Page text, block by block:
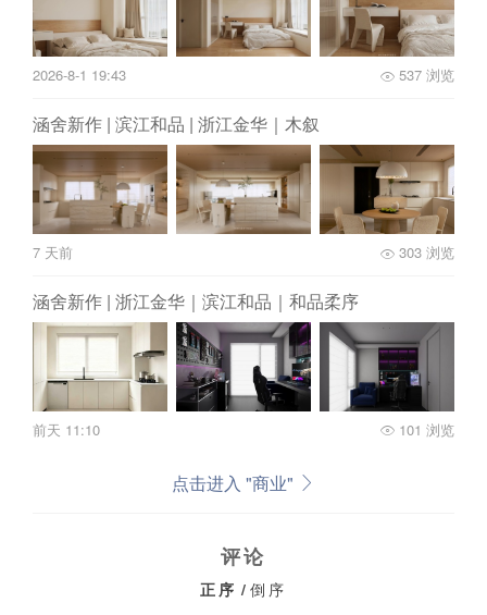
2026-8-1 19:43 537 浏览
涵舍新作 | 滨江和品 | 浙江金华｜木叙
7 天前 303 浏览
涵舍新作 | 浙江金华｜滨江和品｜和品柔序
前天 11:10 101 浏览
点击进入 "商业"
评论
正序 / 倒序